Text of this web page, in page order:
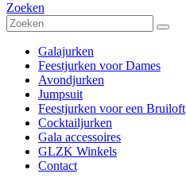
Zoeken
Galajurken
Feestjurken voor Dames
Avondjurken
Jumpsuit
Feestjurken voor een Bruiloft
Cocktailjurken
Gala accessoires
GLZK Winkels
Contact